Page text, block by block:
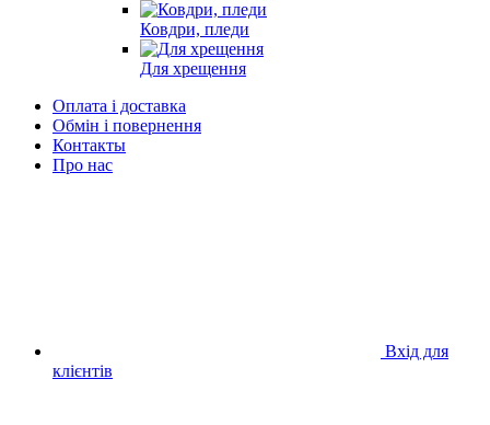
Ковдри, пледи
Для хрещення
Оплата і доставка
Обмін і повернення
Контакты
Про нас
Вхід для
клієнтів